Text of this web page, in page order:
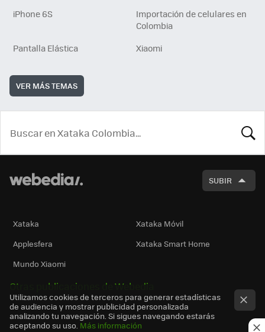
iPhone 6S
Importación de celulares en
Colombia
Pantalla Elástica
Xiaomi
VER MÁS TEMAS
SUBIR
Xataka
Xataka Móvil
Applesfera
Xataka Smart Home
Mundo Xiaomi
Otras publicaciones de Webedia
Utilizamos cookies de terceros para generar estadísticas
de audiencia y mostrar publicidad personalizada
analizando tu navegación. Si sigues navegando estarás
aceptando su uso. Más información